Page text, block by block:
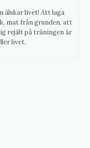
älskar livet! Att laga
mat från grunden, att
rejält på träningen är
livet.